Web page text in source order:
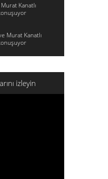
Kanatlı
Murat Kanatlı
izleyin